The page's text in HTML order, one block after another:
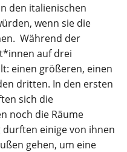
den italienischen
wenn sie die
Während der
auf drei
einen größeren, einen
dritten. In den ersten
sich die
noch die Räume
durften einige von ihnen
gehen, um eine